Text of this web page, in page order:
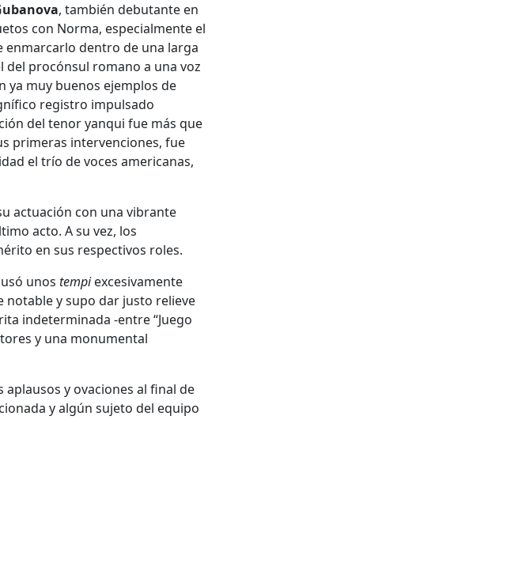
, también debutante en
con Norma, especialmente el
enmarcarlo dentro de una larga
procónsul romano a una voz
ya muy buenos ejemplos de
registro impulsado
del tenor yanqui fue más que
primeras intervenciones, fue
el trío de voces americanas,
actuación con una vibrante
acto. A su vez, los
en sus respectivos roles.
unos tempiexcesivamente
notable y supo dar justo relieve
indeterminada -entre “Juego
y una monumental
y ovaciones al final de
y algún sujeto del equipo